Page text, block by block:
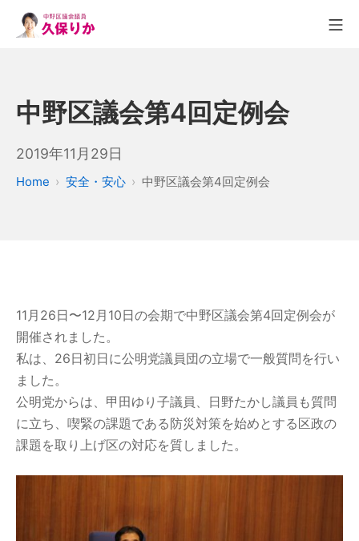
中野区議会第4回定例会
2019年11月29日
Home 安全・安心 中野区議会第4回定例会
11月26日〜12月10日の会期で中野区議会第4回定例会が
開催されました。
私は、26日初日に公明党議員団の立場で一般質問を行い
ました。
公明党からは、甲田ゆり子議員、日野たかし議員も質問
に立ち、喫緊の課題である防災対策を始めとする区政の
課題を取り上げ区の対応を質しました。